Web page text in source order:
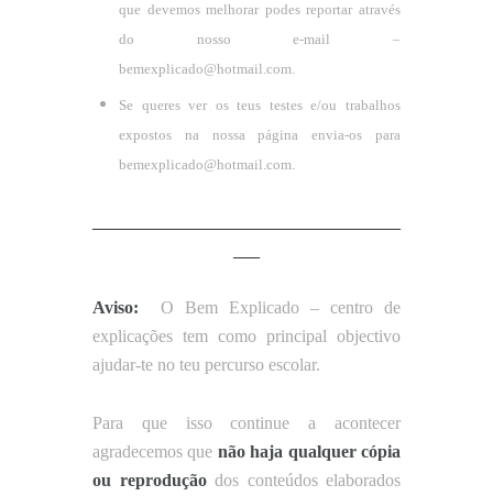
que devemos melhorar podes reportar através
do nosso e-mail –
bemexplicado@hotmail.com.
Se queres ver os teus testes e/ou trabalhos
expostos na nossa página envia-os para
bemexplicado@hotmail.com
Aviso: O Bem Explicado – centro de
explicações tem como principal objectivo
ajudar-te no teu percurso escolar.
Para que isso continue a acontecer
agradecemos que não haja qualquer cópia
ou reproduçãodos conteúdos elaborados